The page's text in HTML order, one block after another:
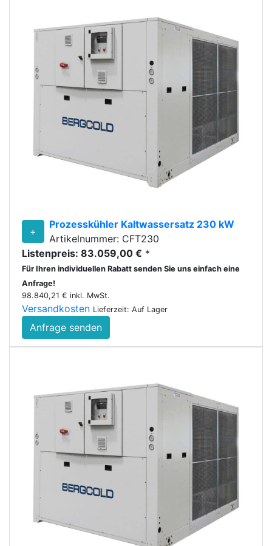
+
Prozesskühler Kaltwassersatz 230 kW
Artikelnummer: CFT230
Listenpreis: 83.059,00 € *
Für Ihren individuellen Rabatt senden Sie uns einfach eine
Anfrage!
98.840,21 € inkl. MwSt.
Versandkosten Lieferzeit: Auf Lager
Anfrage senden